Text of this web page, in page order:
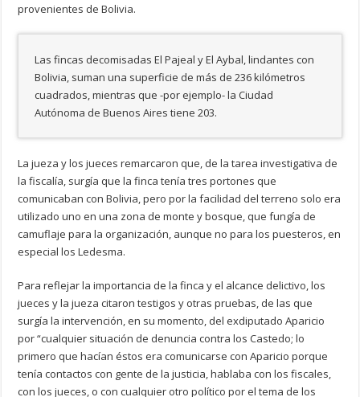
provenientes de Bolivia.
Las fincas decomisadas El Pajeal y El Aybal, lindantes con
Bolivia, suman una superficie de más de 236 kilómetros
cuadrados, mientras que -por ejemplo- la Ciudad
Autónoma de Buenos Aires tiene 203.
La jueza y los jueces remarcaron que, de la tarea investigativa de
la fiscalía, surgía que la finca tenía tres portones que
comunicaban con Bolivia, pero por la facilidad del terreno solo era
utilizado uno en una zona de monte y bosque, que fungía de
camuflaje para la organización, aunque no para los puesteros, en
especial los Ledesma.
Para reflejar la importancia de la finca y el alcance delictivo, los
jueces y la jueza citaron testigos y otras pruebas, de las que
surgía la intervención, en su momento, del exdiputado Aparicio
por “cualquier situación de denuncia contra los Castedo; lo
primero que hacían éstos era comunicarse con Aparicio porque
tenía contactos con gente de la justicia, hablaba con los fiscales,
con los jueces, o con cualquier otro político por el tema de los